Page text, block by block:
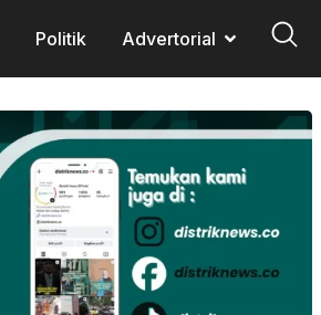
Politik Advertorial